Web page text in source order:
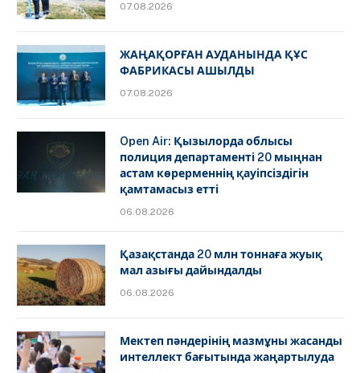
07.08.2026
ЖАҢАҚОРҒАН АУДАНЫНДА ҚҰС
ФАБРИКАСЫ АШЫЛДЫ
07.08.2026
Open Air: Қызылорда облысы
полиция департаменті 20 мыңнан
астам көрерменнің қауіпсіздігін
қамтамасыз етті
06.08.2026
Қазақстанда 20 млн тоннаға жуық
мал азығы дайындалды
06.08.2026
Мектеп пәндерінің мазмұны жасанды
интеллект бағытында жаңартылуда